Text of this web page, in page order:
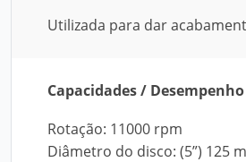
Utilizada para dar
Capacidades / Desempenho
Rotação: 11000 rpm
Diâmetro do disco: (5”) 125